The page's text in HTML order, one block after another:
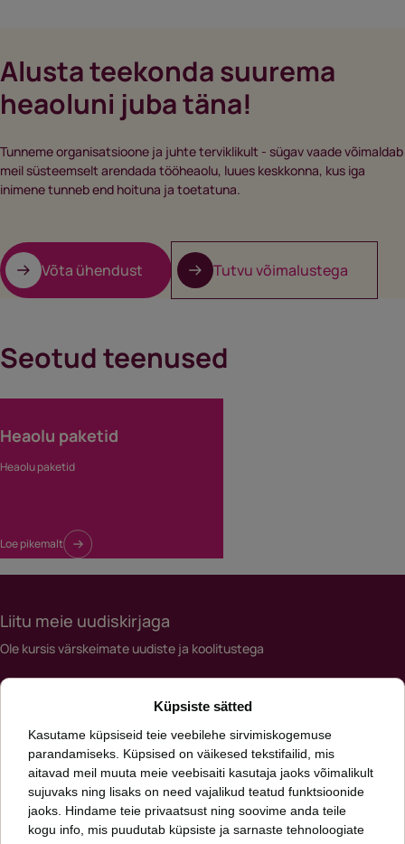
sobivad suuremate töötajagruppidega töötamiseks, kasutades mitut
kaardipakki korraga, et luua terviklik ülevaade organisatsiooni
heaolust). Fookusgrupi meetod (kaartide abil saab viia läbi sihipäraseid
arutelusid konkreetsete heaolu teemade üle, kaasates erinevaid
(kaardiladumise protsessi saab teha ise või Fontese konsultandi
juhendamisel).
Alusta teekonda suurema
heaoluni juba täna!
Tunneme organisatsioone ja juhte terviklikult - sügav vaade võimaldab
meil süsteemselt arendada tööheaolu, luues keskkonna, kus iga
inimene tunneb end hoituna ja toetatuna.
Võta ühendust Tutvu võimalustega
Seotud teenused
Heaolu paketid
Heaolu paketid
Loe pikemalt
Liitu meie uudiskirjaga
Ole kursis värskeimate uudiste ja koolitustega
Päringut saates nõustud meieprivaatsuspoliitikaga
Oleme talentide leidmise ja arendamise ning inimkapitali uurimise ettevõte.
Küpsiste sätted
Kasutame küpsiseid teie veebilehe sirvimiskogemuse
parandamiseks. Küpsised on väikesed tekstifailid, mis
aitavad meil muuta meie veebisaiti kasutaja jaoks võimalikult
sujuvaks ning lisaks on need vajalikud teatud funktsioonide
jaoks. Hindame teie privaatsust ning soovime anda teile
kogu info, mis puudutab küpsiste ja sarnaste tehnoloogiate